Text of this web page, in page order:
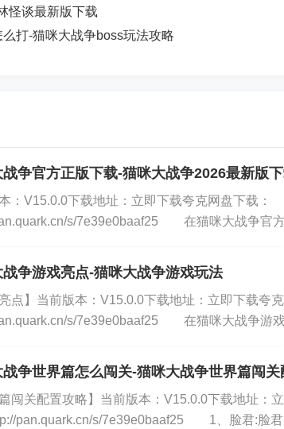
也是非常难过，不过流浪可以带的，有个人在
(请不要模仿哦，罐头多自便)
怪谈最新版下载
打-猫咪大战争boss玩法攻略
争官方正版下载-猫咪大战争2026最新版
：V15.0.0下载地址：立即下载夸克网盘下载：
s/7e39e0baaf25 在猫咪大战争官
争游戏亮点-猫咪大战争游戏玩法
亮点】当前版本：V15.0.0下载地址：立即下载夸克
s/7e39e0baaf25 在猫咪大战争游
争世界篇怎么闯关-猫咪大战争世界篇闯关
篇闯关配置攻略】当前版本：V15.0.0下载地址：
pan.quark.cn/s/7e39e0baaf25 1、脸君:脸君